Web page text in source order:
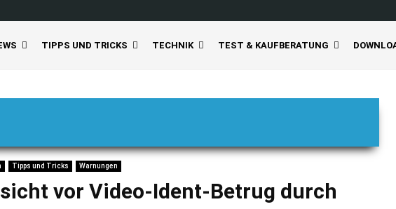
TIPPS UND TRICKS TECHNIK TEST & KAUFBERATUNG
Tipps und Tricks Warnungen
vor Video-Ident-Betrug durch